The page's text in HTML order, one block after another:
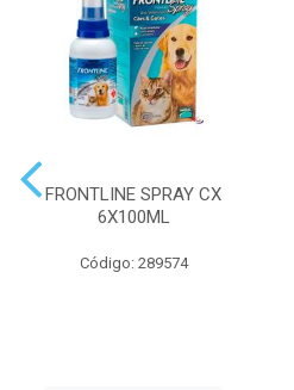
FRONTLINE SPRAY CX
6X100ML
Código: 289574